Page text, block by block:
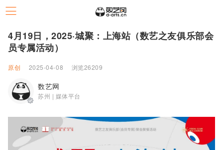
4月19日，2025·城聚：上海站（数艺之友俱乐部会
员专属活动）
原创 2025-04-08 浏览26209
数艺网
苏州 | 媒体平台